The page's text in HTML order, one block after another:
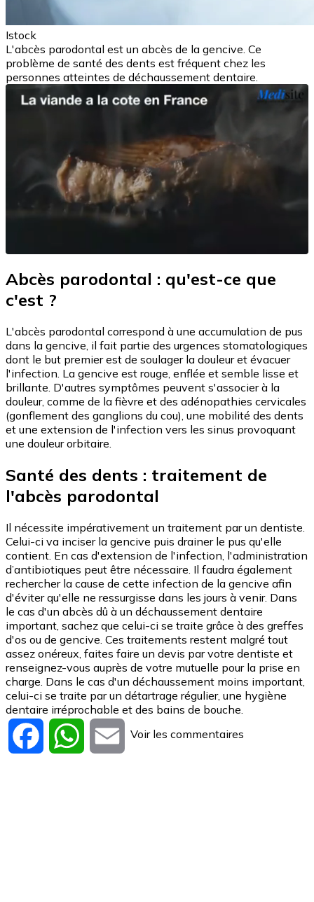
Istock
L'abcès parodontal est un abcès de la gencive. Ce
problème de santé des dents est fréquent chez les
personnes atteintes de déchaussement dentaire.
Abcès parodontal : qu'est-ce que
c'est ?
L'abcès parodontal correspond à une accumulation de pus
dans la gencive, il fait partie des urgences stomatologiques
dont le but premier est de soulager la douleur et évacuer
l'infection. La gencive est rouge, enflée et semble lisse et
brillante. D'autres symptômes peuvent s'associer à la
douleur, comme de la fièvre et des adénopathies cervicales
(gonflement des ganglions du cou), une mobilité des dents
et une extension de l'infection vers les sinus provoquant
une douleur orbitaire.
Santé des dents : traitement de
l'abcès parodontal
Il nécessite impérativement un traitement par un dentiste.
Celui-ci va inciser la gencive puis drainer le pus qu'elle
contient. En cas d'extension de l'infection, l'administration
d’antibiotiques peut être nécessaire. Il faudra également
rechercher la cause de cette infection de la gencive afin
d'éviter qu'elle ne ressurgisse dans les jours à venir. Dans
le cas d'un abcès dû à un déchaussement dentaire
important, sachez que celui-ci se traite grâce à des greffes
d'os ou de gencive. Ces traitements restent malgré tout
assez onéreux, faites faire un devis par votre dentiste et
renseignez-vous auprès de votre mutuelle pour la prise en
charge. Dans le cas d'un déchaussement moins important,
celui-ci se traite par un détartrage régulier, une hygiène
dentaire irréprochable et des bains de bouche.
Facebook WhatsApp
Email
Voir les commentaires